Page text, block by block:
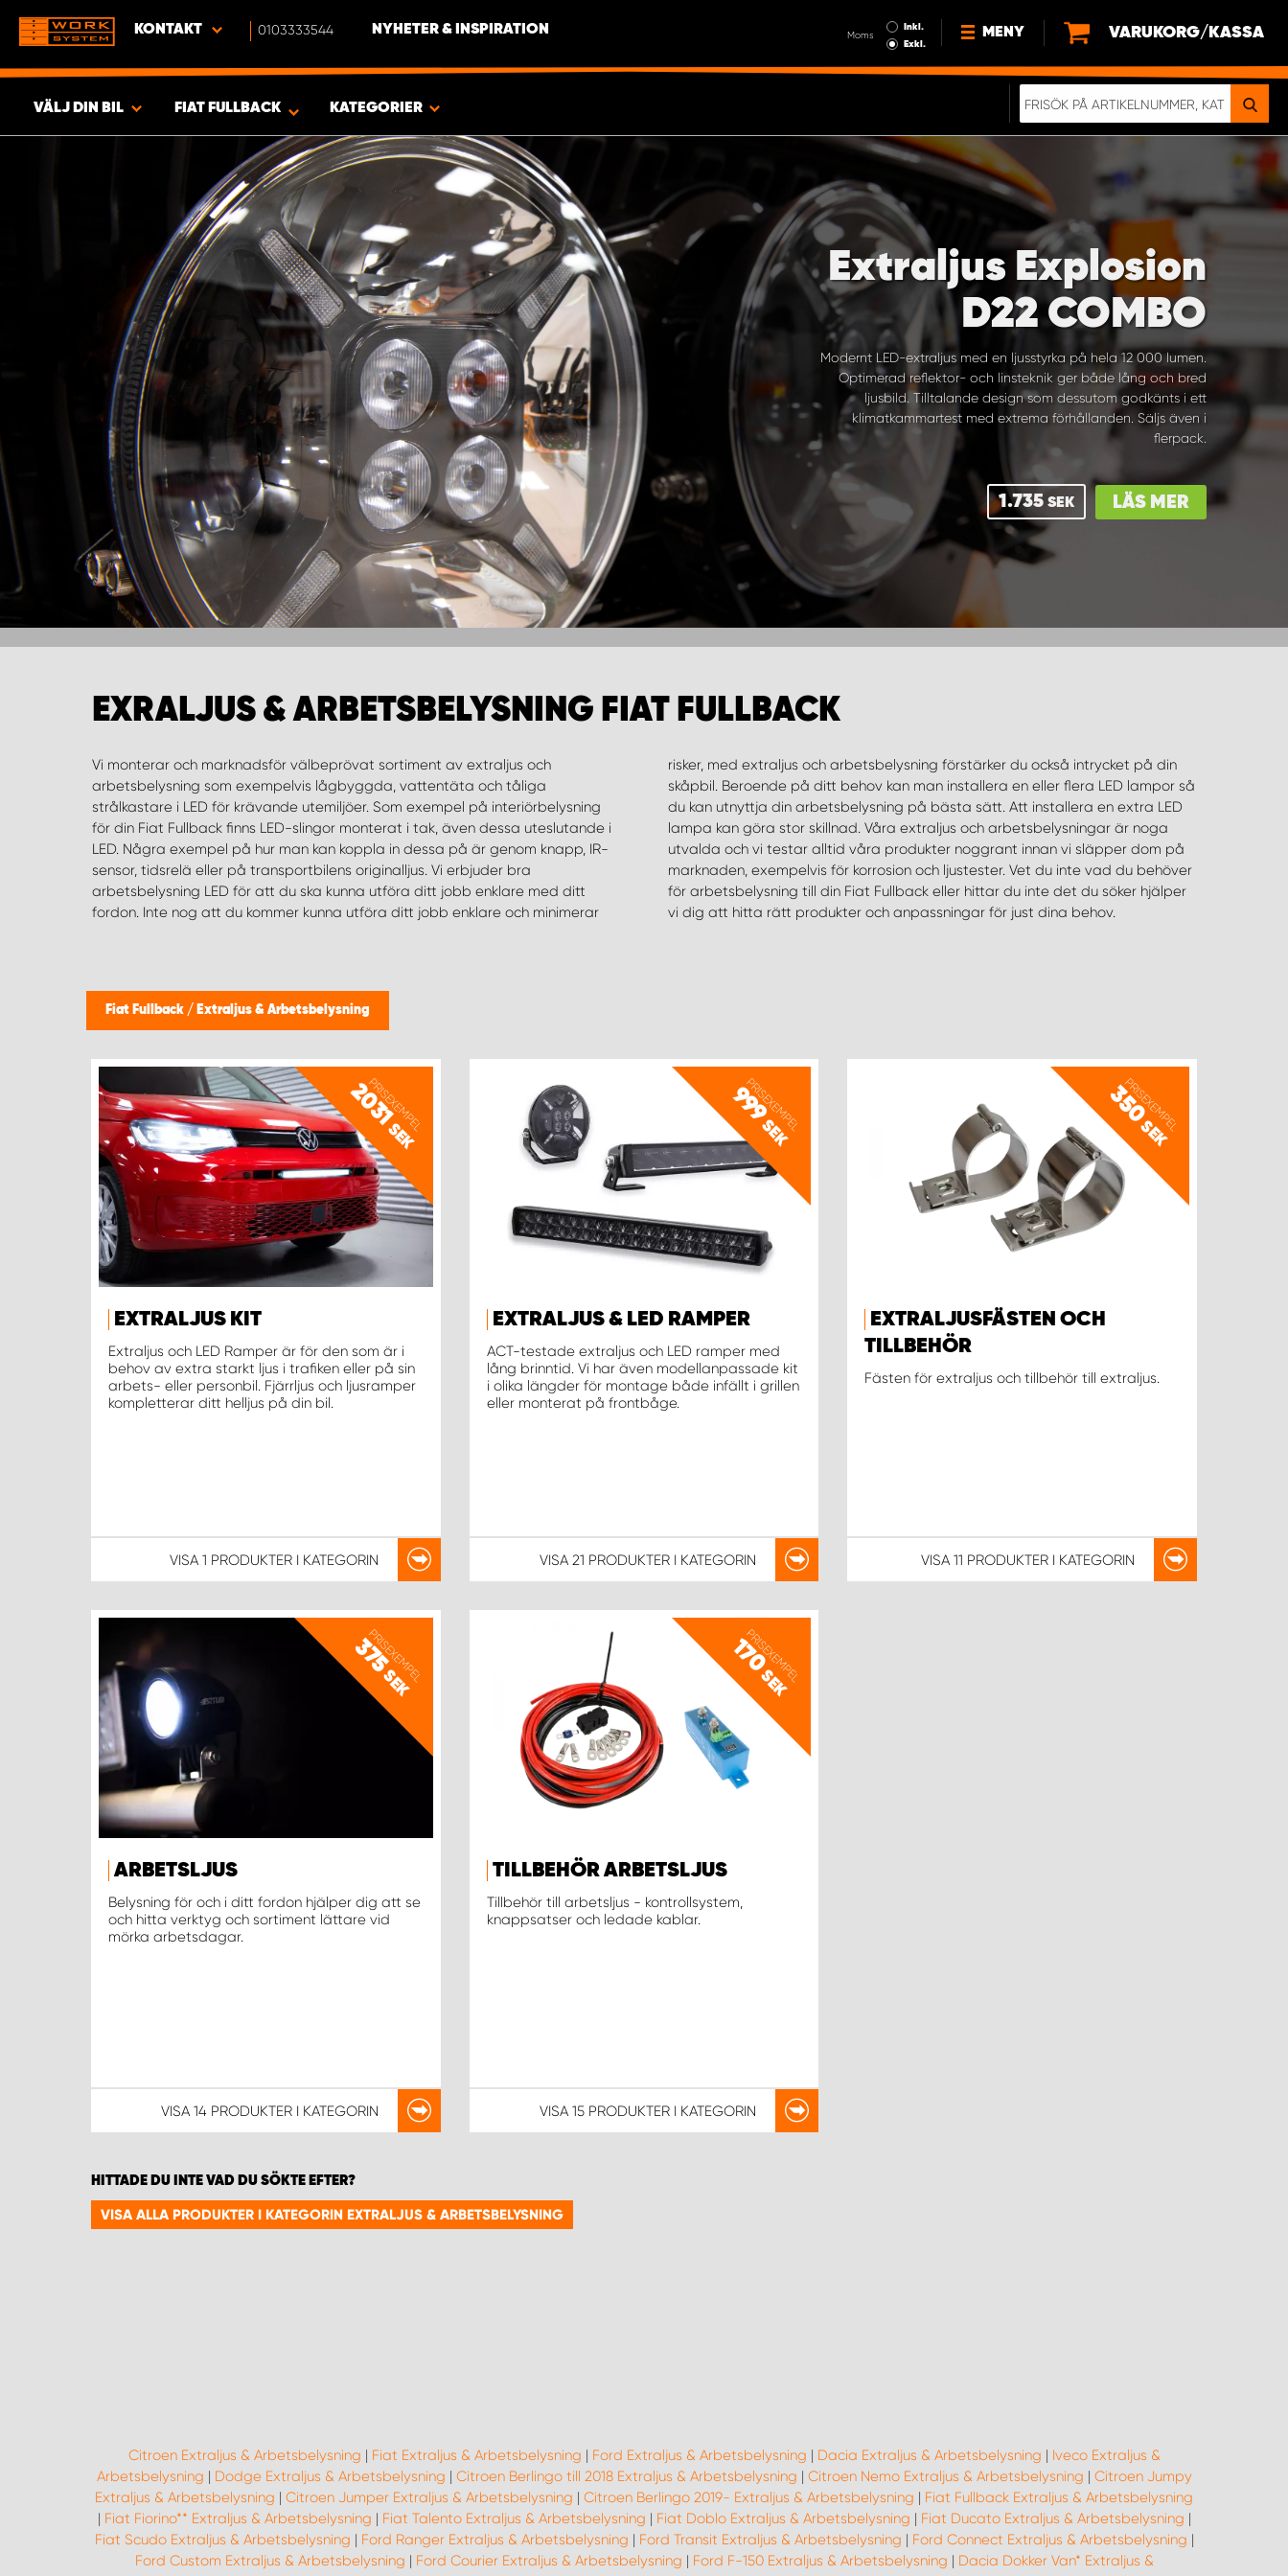
KONTAKT 0103333544 NYHETER & INSPIRATION Moms
Inkl.
Exkl.
MENY
NYHETER
OM OSS
HÅLLBARHET
KÖPVILLKOR
LEDIGA JOBB
ETT RIKTIGT KROCKTEST
VARUKORG/KASSA
VÄLJ DIN BIL
SÖK & VISA RESULTAT -390
PRODUKTER
FIAT FULLBACK KATEGORIER
Extraljus Explosion
D22 COMBO
Modernt LED-extraljus med en ljusstyrka på hela 12 000 lumen.
Optimerad reflektor- och linsteknik ger både lång och bred
ljusbild. Tilltalande design som dessutom godkänts i ett
klimatkammartest med extrema förhållanden. Säljs även i
flerpack.
1.735 SEK LÄS MER
EXRALJUS & ARBETSBELYSNING FIAT FULLBACK
Vi monterar och marknadsför välbeprövat sortiment av extraljus och
arbetsbelysning som exempelvis lågbyggda, vattentäta och tåliga
strålkastare i LED för krävande utemiljöer. Som exempel på interiörbelysning
för din Fiat Fullback finns LED-slingor monterat i tak, även dessa uteslutande i
LED. Några exempel på hur man kan koppla in dessa på är genom knapp, IR-
sensor, tidsrelä eller på transportbilens originalljus. Vi erbjuder bra
arbetsbelysning LED för att du ska kunna utföra ditt jobb enklare med ditt
fordon. Inte nog att du kommer kunna utföra ditt jobb enklare och minimerar
risker, med extraljus och arbetsbelysning förstärker du också intrycket på din
skåpbil. Beroende på ditt behov kan man installera en eller flera LED lampor så
du kan utnyttja din arbetsbelysning på bästa sätt. Att installera en extra LED
lampa kan göra stor skillnad. Våra extraljus och arbetsbelysningar är noga
utvalda och vi testar alltid våra produkter noggrant innan vi släpper dom på
marknaden, exempelvis för korrosion och ljustester. Vet du inte vad du behöver
för arbetsbelysning till din Fiat Fullback eller hittar du inte det du söker hjälper
vi dig att hitta rätt produkter och anpassningar för just dina behov.
Fiat Fullback / Extraljus & Arbetsbelysning
PRISEXEMPEL
2031
SEK
EXTRALJUS KIT
Extraljus och LED Ramper är för den som är i
behov av extra starkt ljus i trafiken eller på sin
arbets- eller personbil. Fjärrljus och ljusramper
kompletterar ditt helljus på din bil.
VISA 1 PRODUKTERI KATEGORIN
PRISEXEMPEL
999
SEK
EXTRALJUS & LED RAMPER
ACT-testade extraljus och LED ramper med
lång brinntid. Vi har även modellanpassade kit
i olika längder för montage både infällt i grillen
eller monterat på frontbåge.
VISA 21 PRODUKTER I KATEGORIN
PRISEXEMPEL
350
SEK
EXTRALJUSFÄSTEN OCH
TILLBEHÖR
Fästen för extraljus och tillbehör till extraljus.
VISA 11 PRODUKTERI KATEGORIN
PRISEXEMPEL
375
SEK
ARBETSLJUS
Belysning för och i ditt fordon hjälper dig att se
och hitta verktyg och sortiment lättare vid
mörka arbetsdagar.
VISA 14 PRODUKTERI KATEGORIN
PRISEXEMPEL
170
SEK
TILLBEHÖR ARBETSLJUS
Tillbehör till arbetsljus - kontrollsystem,
knappsatser och ledade kablar.
VISA15 PRODUKTER I KATEGORIN
HITTADE DU INTE VAD DU SÖKTE EFTER?
VISA ALLA PRODUKTER I KATEGORIN EXTRALJUS & ARBETSBELYSNING
Citroen Extraljus & Arbetsbelysning | Fiat Extraljus & Arbetsbelysning | Ford Extraljus & Arbetsbelysning | Dacia Extraljus & Arbetsbelysning | Iveco Extraljus &
Arbetsbelysning | Dodge Extraljus & Arbetsbelysning | Citroen Berlingo till 2018 Extraljus & Arbetsbelysning | Citroen Nemo Extraljus & Arbetsbelysning | Citroen Jumpy
Extraljus & Arbetsbelysning | Citroen Jumper Extraljus & Arbetsbelysning | Citroen Berlingo 2019- Extraljus & Arbetsbelysning | Fiat Fullback Extraljus & Arbetsbelysning
| Fiat Fiorino** Extraljus & Arbetsbelysning | Fiat Talento Extraljus & Arbetsbelysning | Fiat Doblo Extraljus & Arbetsbelysning | Fiat Ducato Extraljus & Arbetsbelysning |
Fiat Scudo Extraljus & Arbetsbelysning | Ford Ranger Extraljus & Arbetsbelysning | Ford Transit Extraljus & Arbetsbelysning | Ford Connect Extraljus & Arbetsbelysning |
Ford Custom Extraljus & Arbetsbelysning | Ford Courier Extraljus & Arbetsbelysning | Ford F-150 Extraljus & Arbetsbelysning | Dacia Dokker Van* Extraljus &